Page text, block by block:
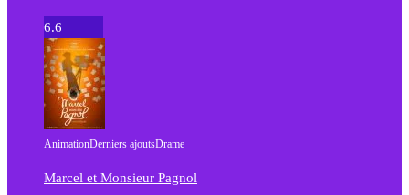
6.6
AnimationDerniers ajoutsDrame
Marcel et Monsieur Pagnol